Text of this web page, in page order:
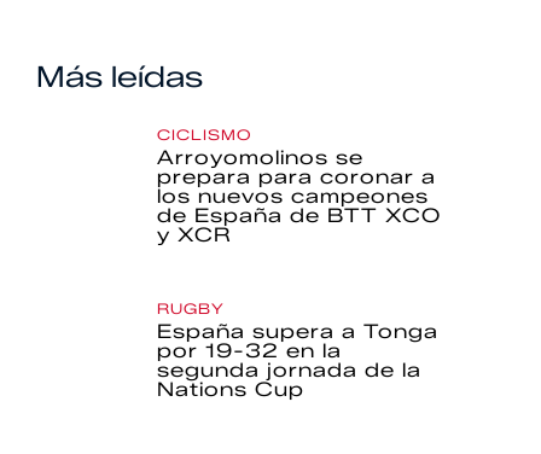
Más leídas
CICLISMO
Arroyomolinos se
prepara para coronar a
los nuevos campeones
de España de BTT XCO
y XCR
RUGBY
España supera a Tonga
por 19-32 en la
segunda jornada de la
Nations Cup